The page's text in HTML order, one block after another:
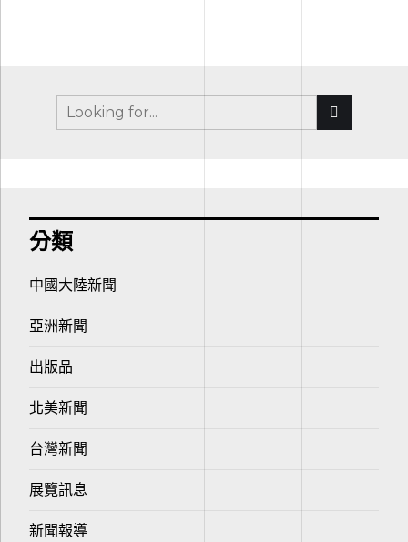
分類
中國大陸新聞
亞洲新聞
出版品
北美新聞
台灣新聞
展覽訊息
新聞報導